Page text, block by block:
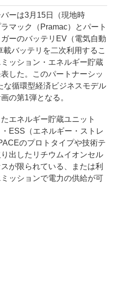
ーは3月15日（現地時
マック（Pramac）とパート
ーのバッテリEV（電気自動
バッテリを二次利用するこ
ッション・エネルギー貯蔵
した。このパートナーシッ
な循環型経済ビジネスモデル
の第1弾となる。
エネルギー貯蔵ユニット
ESS（エネルギー・ストレ
のプロトタイプや技術テ
出したリチウムイオンセル
が限られている、または利
ッションで電力の供給が可